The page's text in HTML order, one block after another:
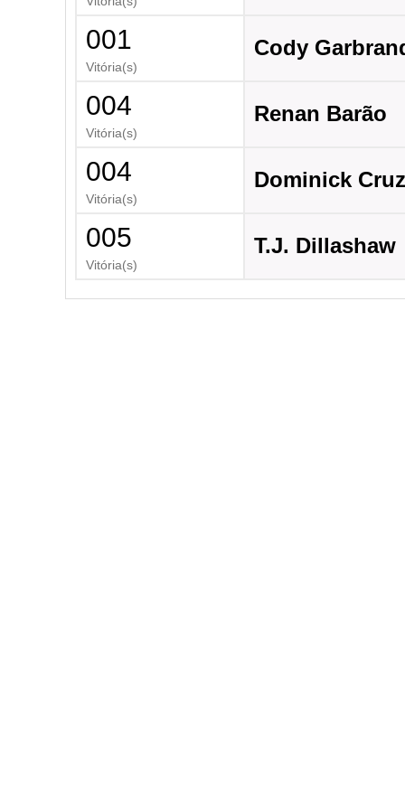
001
Vitória(s)
Cody
004
Vitória(s)
Renan Barão
004
Vitória(s)
Dominick Cruz
005
Vitória(s)
T.J. Dillashaw